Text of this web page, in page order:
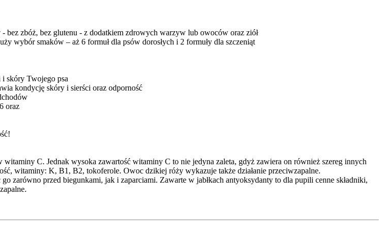
zbóż, bez glutenu - z dodatkiem zdrowych warzyw lub owoców oraz ziół
wybór smaków – aż 6 formuł dla psów dorosłych i 2 formuły dla szczeniąt
i skóry Twojego psa
kondycję skóry i sierści oraz odporność
oraz
C. Jednak wysoka zawartość witaminy C to nie jedyna zaleta, gdyż zawiera on również szereg innych
witaminy: K, B1, B2, tokoferole. Owoc dzikiej róży wykazuje także działanie przeciwzapalne.
zarówno przed biegunkami, jak i zaparciami. Zawarte w jabłkach antyoksydanty to dla pupili cenne składniki,